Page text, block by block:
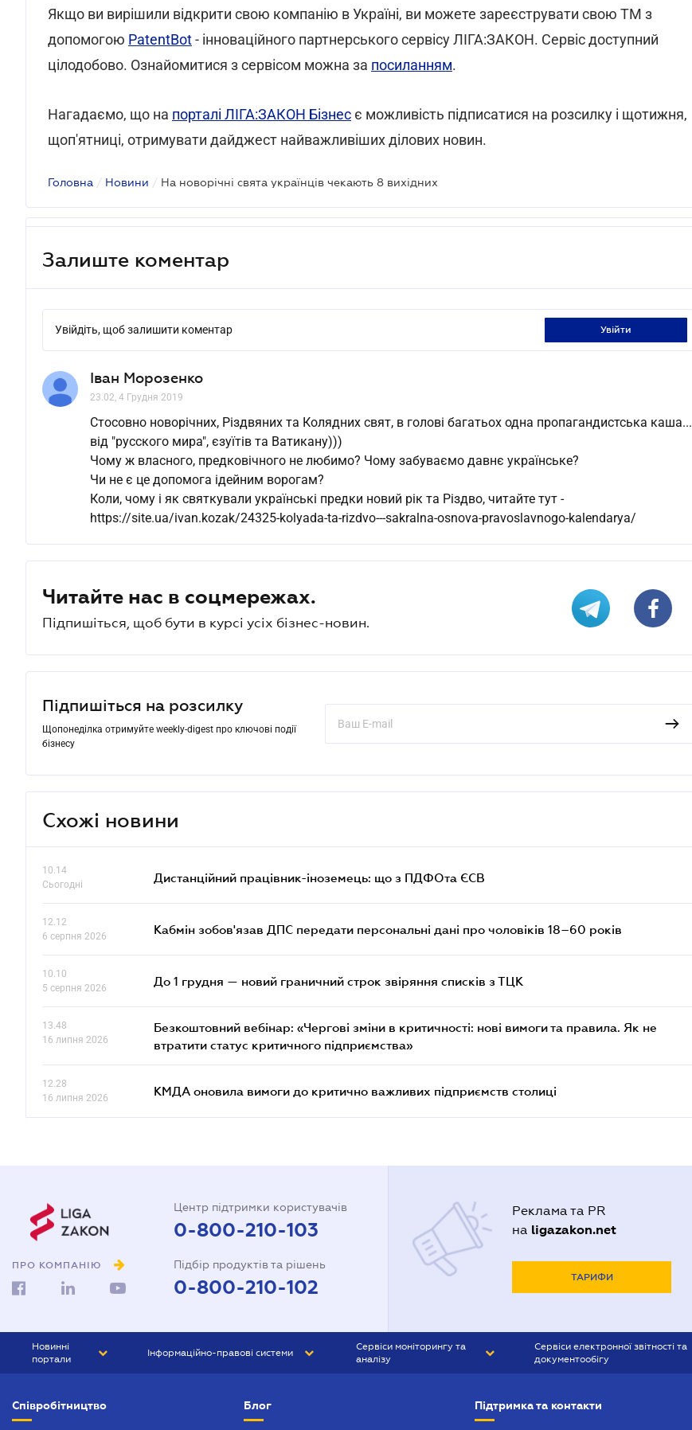
Якщо ви вирішили відкрити свою компанію в Україні, ви можете зареєструвати свою ТМ з
допомогою PatentBot- інноваційного партнерського сервісу ЛІГА:ЗАКОН. Сервіс доступний
цілодобово. Ознайомитися з сервісом можна за посиланням.
Нагадаємо, що на порталі ЛІГА:ЗАКОН Бізнес є можливість підписатися на розсилку і щотижня,
щоп'ятниці, отримувати дайджест найважливіших ділових новин.
Головна / Новини / На новорічні свята українців чекають 8 вихідних
Залиште коментар
Увійдіть, щоб залишити коментар увійти
Іван Морозенко
23.02, 4 Грудня 2019
Стосовно новорічних, Різдвяних та Колядних свят, в голові багатьох одна пропагандистська каша...
від "русского мира", єзуїтів та Ватикану)))
Чому ж власного, предковічного не любимо? Чому забуваємо давнє українське?
Чи не є це допомога ідейним ворогам?
Коли, чому і як святкували українські предки новий рік та Різдво, читайте тут -
https://site.ua/ivan.kozak/24325-kolyada-ta-rizdvo---sakralna-osnova-pravoslavnogo-kalendarya/
Читайте нас в соцмережах.
Підпишіться, щоб бути в курсі усіх бізнес-новин.
Підпишіться на розсилку
Щопонеділка отримуйте weekly-digest про ключові події
бізнесу
Схожі новини
10.14
Сьогодні
Дистанційний працівник-іноземець: що з ПДФОта ЄСВ
12.12
6 серпня 2026
Кабмін зобов'язав ДПС передати персональні дані про чоловіків 18–60 років
10.10
5 серпня 2026
До 1 грудня — новий граничний строк звіряння списків з ТЦК
13.48
16 липня 2026
Безкоштовний вебінар: «Чергові зміни в критичності: нові вимоги та правила. Як не
втратити статус критичного підприємства»
12.28
16 липня 2026
КМДА оновила вимоги до критично важливих підприємств столиці
ПРО КОМПАНІЮ
Центр підтримки користувачів
0-800-210-103
Підбір продуктів та рішень
0-800-210-102
Реклама та PR
на ligazakon.net
ТАРИФИ
Новинні
портали
БІЗНЕС
Інформаційно-правові системи
Сервіси моніторингу та
аналізу
Сервіси електронної звітності та
документообігу
Співробітництво Блог Підтримка та контакти